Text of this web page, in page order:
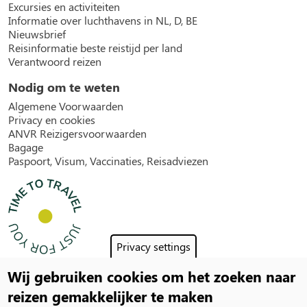
Privacy settings
Wij gebruiken cookies om het zoeken naar
reizen gemakkelijker te maken
Excursies en activiteiten
Informatie over luchthavens in NL, D, BE
Nieuwsbrief
Reisinformatie beste reistijd per land
Verantwoord reizen
Nodig om te weten
Algemene Voorwaarden
Privacy en cookies
ANVR Reizigersvoorwaarden
Bagage
Paspoort, Visum, Vaccinaties, Reisadviezen
Social